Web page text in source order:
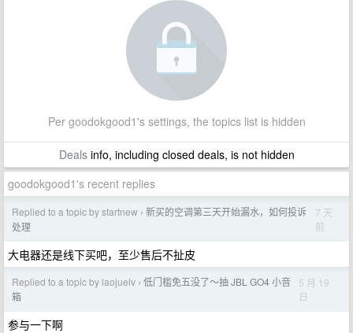
Per goodokgood1's settings, the topics list is hidden
Dealsinfo, including closed deals, is not hidden
goodokgood1's recent replies
Replied to a topic by startnew › 新买的空调第三天开始漏水，如何投诉
处理
7 天
前
大电器还是线下买吧，至少售后不扯皮
Replied to a topic by laojuelv › 低门槛免五没了～抽 JBL GO4 小音
箱
5 月 19
日
参与一下啊